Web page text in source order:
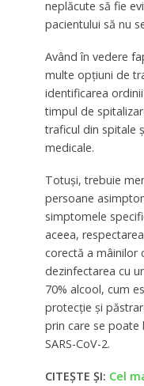
neplăcute să fie
pacientului să nu
Având în vedere
multe opțiuni de
identificarea
timpul de
traficul din spitale
medicale.
Totuși, trebuie
persoane
simptomele
aceea,
corectă a mâinilor
dezinfectarea cu
70% alcool, cum
protecție și
prin care se poate
SARS-CoV-2.
CITEȘTE ȘI: Cel